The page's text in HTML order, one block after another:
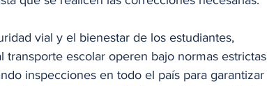
vial y el bienestar de los estudiantes,
escolar operen bajo normas estrictas
inspecciones en todo el país para garantizar